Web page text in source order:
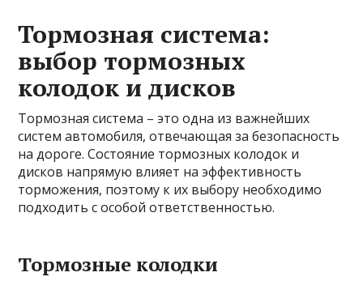
Тормозная система:
выбор тормозных
колодок и дисков
Тормозная система – это одна из важнейших
систем автомобиля, отвечающая за безопасность
на дороге. Состояние тормозных колодок и
дисков напрямую влияет на эффективность
торможения, поэтому к их выбору необходимо
подходить с особой ответственностью.
Тормозные колодки